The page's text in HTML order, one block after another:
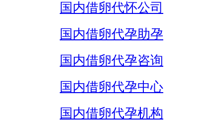
国内借卵代怀公司
国内借卵代孕助孕
国内借卵代孕咨询
国内借卵代孕中心
国内借卵代孕机构